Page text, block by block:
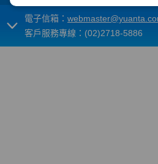
電子信箱：
客戶服務專線：(02)2718-5886